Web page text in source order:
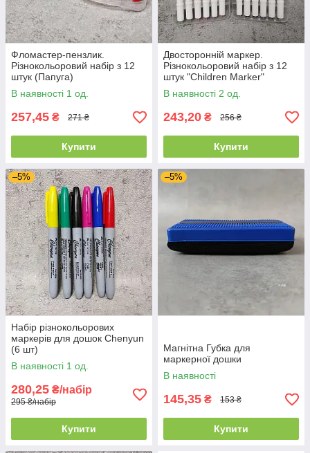
Фломастер-пензлик.
Різнокольоровий набір з 12
штук (Папуга)
В наявності 1 од.
257,45 ₴ 271 ₴
Купити
Двосторонній маркер.
Різнокольоровий набір з 12
штук "Children Marker"
В наявності 2 од.
243,20 ₴ 256 ₴
Купити
–5%
Набір різнокольорових
маркерів для дошок Chenyun
(6 шт)
В наявності 1 од.
280,25 ₴/набір
295 ₴/набір
Купити
–5%
Магнітна Губка для
маркерної дошки
В наявності
145,35 ₴ 153 ₴
Купити